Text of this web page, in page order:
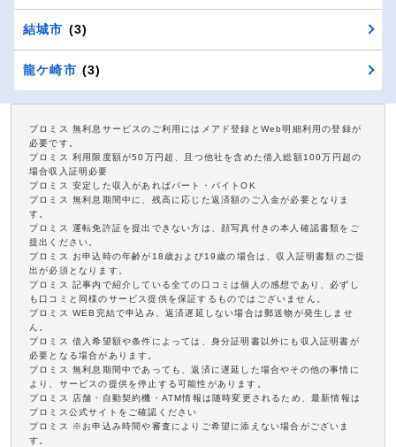
結城市 (3)
龍ケ崎市 (3)
プロミス 無利息サービスのご利用にはメアド登録とWeb明細利用の登録が
必要です。
プロミス 利用限度額が50万円超、且つ他社を含めた借入総額100万円超の
場合収入証明必要
プロミス 安定した収入があればパート・バイトOK
プロミス 無利息期間中に、残高に応じた返済額のご入金が必要となりま
す。
プロミス 運転免許証を提出できない方は、顔写真付きの本人確認書類をご
提出ください。
プロミス お申込時の年齢が18歳および19歳の場合は、収入証明書類のご提
出が必須となります。
プロミス 記事内で紹介している全ての口コミは個人の感想であり、必ずし
も口コミと同様のサービス提供を保証するものではございません。
プロミス WEB完結で申込み、返済遅延しない場合は郵送物が発生しませ
ん。
プロミス 借入希望額や条件によっては、身分証明書以外にも収入証明書が
必要となる場合があります。
プロミス 無利息期間中であっても、返済に遅延した場合やその他の事情に
より、サービスの提供を停止する可能性があります。
プロミス 店舗・自動契約機・ATM情報は随時変更されるため、最新情報は
プロミス公式サイトをご確認ください
プロミス ※お申込み時間や審査によりご希望に添えない場合がございま
す。